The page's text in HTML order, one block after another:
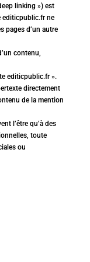
linking ») est
editicpublic.fr ne
pages d’un autre
contenu,
editicpublic.fr ».
directement
de la mention
l’être qu’à des
toute
ou